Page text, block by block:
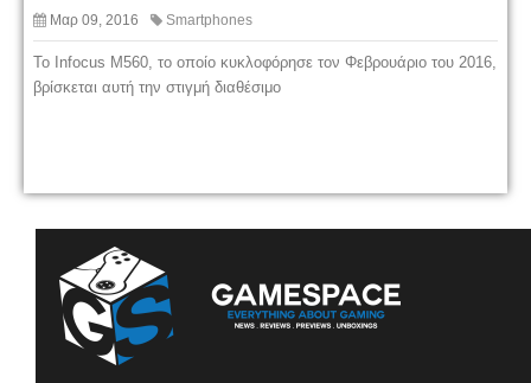
Μαρ 09, 2016 Smartphones
To Infocus M560, το οποίο κυκλοφόρησε τον Φεβρουάριο του 2016,
βρίσκεται αυτή την στιγμή διαθέσιμο